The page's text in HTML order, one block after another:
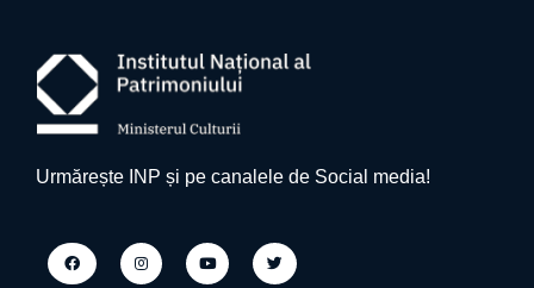
Urmărește INP și pe canalele de Social media!